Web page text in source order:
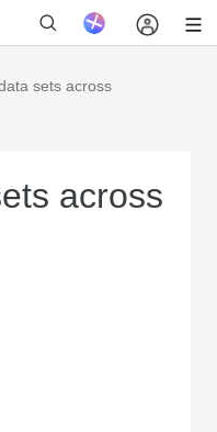
sets across
across